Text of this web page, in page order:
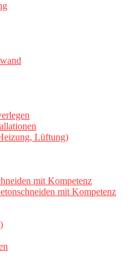
Lüftung)
mit Kompetenz
mit Kompetenz